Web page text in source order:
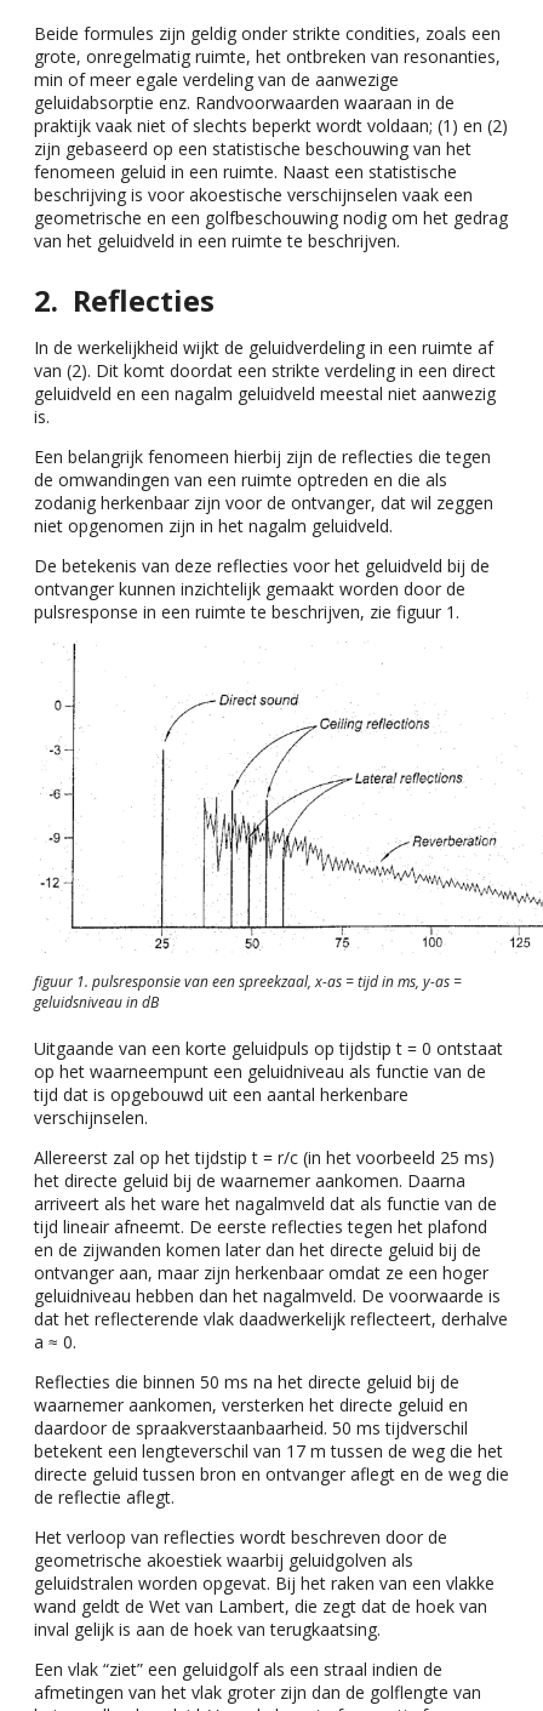
Beide formules zijn geldig onder strikte condities, zoals een
grote, onregelmatig ruimte, het ontbreken van resonanties,
min of meer egale verdeling van de aanwezige
geluidabsorptie enz. Randvoorwaarden waaraan in de
praktijk vaak niet of slechts beperkt wordt voldaan; (1) en (2)
zijn gebaseerd op een statistische beschouwing van het
fenomeen geluid in een ruimte. Naast een statistische
beschrijving is voor akoestische verschijnselen vaak een
geometrische en een golfbeschouwing nodig om het gedrag
van het geluidveld in een ruimte te beschrijven.
Reflecties
In de werkelijkheid wijkt de geluidverdeling in een ruimte af
van (2). Dit komt doordat een strikte verdeling in een direct
geluidveld en een nagalm geluidveld meestal niet aanwezig
is.
Een belangrijk fenomeen hierbij zijn de reflecties die tegen
de omwandingen van een ruimte optreden en die als
zodanig herkenbaar zijn voor de ontvanger, dat wil zeggen
niet opgenomen zijn in het nagalm geluidveld.
De betekenis van deze reflecties voor het geluidveld bij de
ontvanger kunnen inzichtelijk gemaakt worden door de
pulsresponse in een ruimte te beschrijven, zie figuur 1.
figuur 1. pulsresponsie van een spreekzaal, x-as = tijd in ms, y-as =
geluidsniveau in dB
Uitgaande van een korte geluidpuls op tijdstip t = 0 ontstaat
op het waarneempunt een geluidniveau als functie van de
tijd dat is opgebouwd uit een aantal herkenbare
verschijnselen.
Allereerst zal op het tijdstip t = r/c (in het voorbeeld 25 ms)
het directe geluid bij de waarnemer aankomen. Daarna
arriveert als het ware het nagalmveld dat als functie van de
tijd lineair afneemt. De eerste reflecties tegen het plafond
en de zijwanden komen later dan het directe geluid bij de
ontvanger aan, maar zijn herkenbaar omdat ze een hoger
geluidniveau hebben dan het nagalmveld. De voorwaarde is
dat het reflecterende vlak daadwerkelijk reflecteert, derhalve
a ≈ 0.
Reflecties die binnen 50 ms na het directe geluid bij de
waarnemer aankomen, versterken het directe geluid en
daardoor de spraakverstaanbaarheid. 50 ms tijdverschil
betekent een lengteverschil van 17 m tussen de weg die het
directe geluid tussen bron en ontvanger aflegt en de weg die
de reflectie aflegt.
Het verloop van reflecties wordt beschreven door de
geometrische akoestiek waarbij geluidgolven als
geluidstralen worden opgevat. Bij het raken van een vlakke
wand geldt de Wet van Lambert, die zegt dat de hoek van
inval gelijk is aan de hoek van terugkaatsing.
Een vlak “ziet” een geluidgolf als een straal indien de
afmetingen van het vlak groter zijn dan de golflengte van